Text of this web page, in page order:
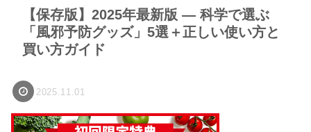
【保存版】2025年最新版 — 科学で選ぶ
「風邪予防グッズ」5選＋正しい使い方と
買い方ガイド
2025.11.01